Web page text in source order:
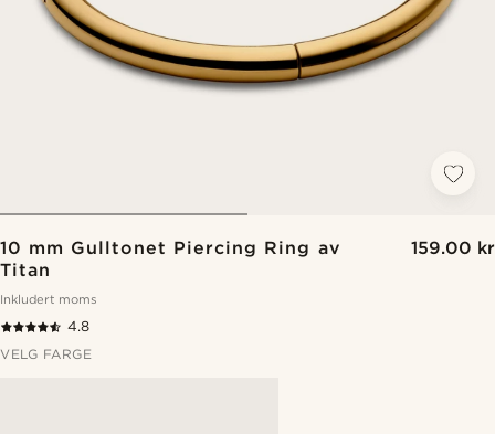
10 mm Gulltonet Piercing Ring av
Titan
159.00 kr
Inkludert moms
4.8
VELG FARGE